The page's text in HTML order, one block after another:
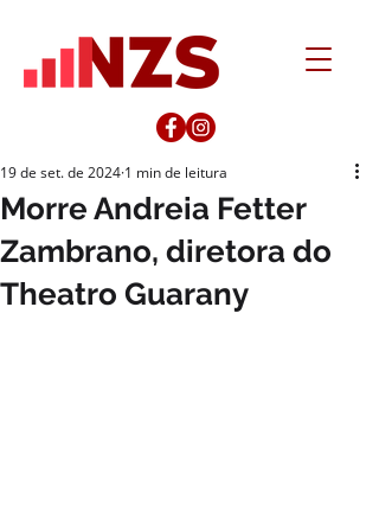
Morre Andreia Fetter
Zambrano, diretora do
Theatro Guarany
19 de set. de 2024 1 min de leitura